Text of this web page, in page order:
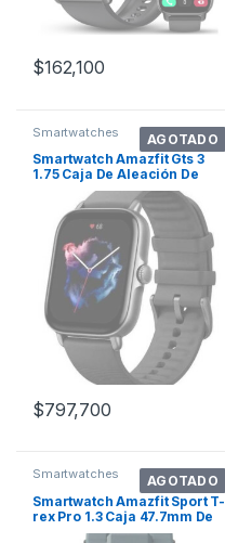
$162,100
AGOTADO
Smartwatches
Smartwatch Amazfit Gts 3
1.75 Caja De Aleación De
Aluminio Graphite Black,
Malla Graphite Black De
Silicona
$797,700
AGOTADO
Smartwatches
Smartwatch Amazfit Sport T-
rex Pro 1.3 Caja 47.7mm De
Policarbonato Steel Blue,